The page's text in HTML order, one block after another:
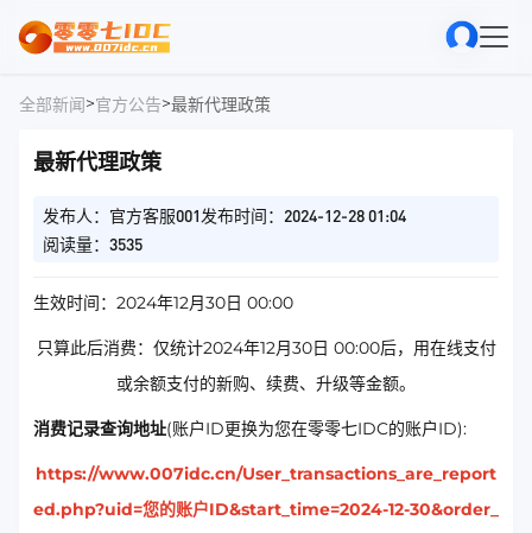
全部新闻>官方公告>最新代理政策
最新代理政策
发布人：官方客服001发布时间：2024-12-28 01:04
阅读量：3535
生效时间：2024年12月30日 00:00
只算此后消费：仅统计2024年12月30日 00:00后，用在线支付
或余额支付的新购、续费、升级等金额。
消费记录查询地址(账户ID更换为您在零零七IDC的账户ID):
https://www.007idc.cn/User_transactions_are_report
ed.php?uid=您的账户ID&start_time=2024-12-30&order_